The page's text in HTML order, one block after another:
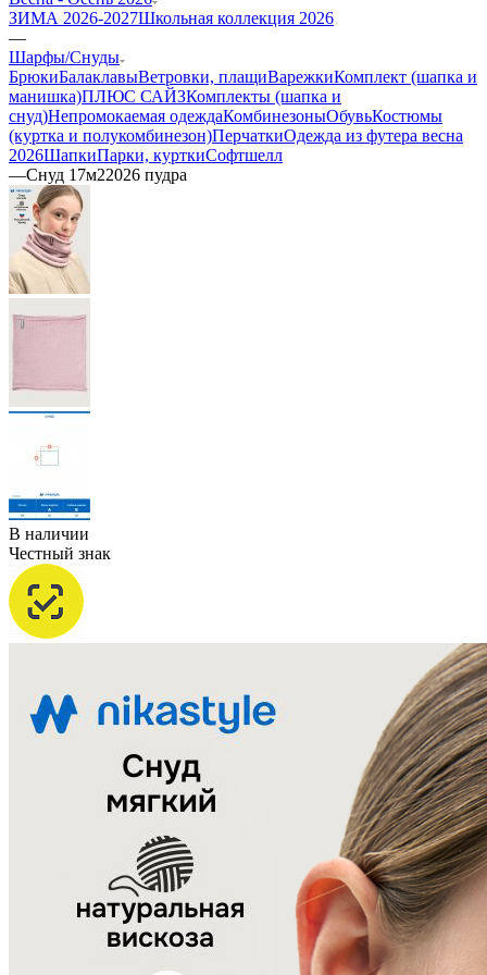
ЗИМА 2026-2027Школьная коллекция 2026
—
Шарфы/Снуды
БрюкиБалаклавыВетровки, плащиВарежкиКомплект (шапка и
манишка)ПЛЮС САЙЗКомплекты (шапка и
снуд)Непромокаемая одеждаКомбинезоныОбувьКостюмы
(куртка и полукомбинезон)ПерчаткиОдежда из футера весна
2026ШапкиПарки, курткиСофтшелл
—Снуд 17м22026 пудра
В наличии
Честный знак